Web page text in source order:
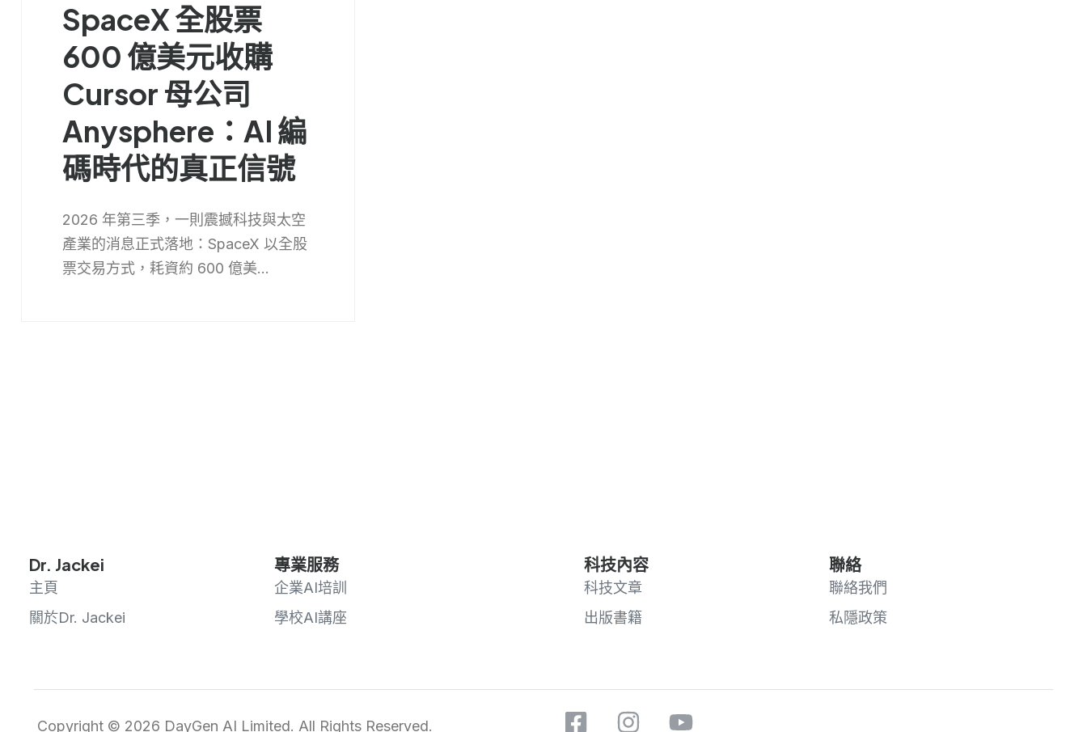
SpaceX 全股票
600 億美元收購
Cursor 母公司
Anysphere：AI 編
碼時代的真正信號
2026 年第三季，一則震撼科技與太空
產業的消息正式落地：SpaceX 以全股
票交易方式，耗資約 600 億美...
Dr. Jackei
主頁
關於Dr. Jackei
專業服務
企業AI培訓
學校AI講座
科技內容
科技文章
出版書籍
聯絡
聯絡我們
私隱政策
Copyright © 2026 DayGen AI Limited. All Rights Reserved.